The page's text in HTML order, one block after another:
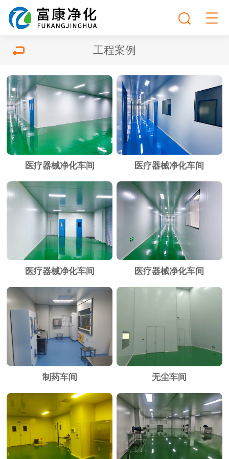
工程案例
医疗器械净化车间 医疗器械净化车间
医疗器械净化车间 医疗器械净化车间
制药车间 无尘车间